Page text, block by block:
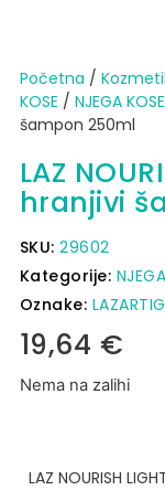
Početna /
KOSE / NJEGA KOSE
šampon 250ml
LAZ
hranjivi
SKU:29602
Kategorije:
Oznake:
19,64 €
Nema na zalihi
LAZ NOURISH